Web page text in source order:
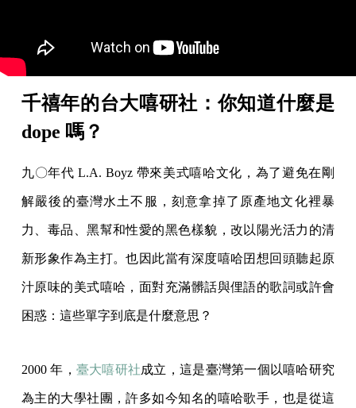
千禧年的台大嘻研社：你知道什麼是
dope 嗎？
九〇年代 L.A. Boyz 帶來美式嘻哈文化，為了避免在剛
解嚴後的臺灣水土不服，刻意拿掉了原產地文化裡暴
力、毒品、黑幫和性愛的黑色樣貌，改以陽光活力的清
新形象作為主打。也因此當有深度嘻哈囝想回頭聽起原
汁原味的美式嘻哈，面對充滿髒話與俚語的歌詞或許會
困惑：這些單字到底是什麼意思？
2000 年， 臺大嘻研社成立，這是臺灣第一個以嘻哈研究
為主的大學社團，許多如今知名的嘻哈歌手，也是從這